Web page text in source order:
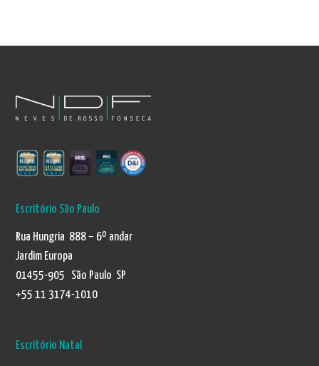
Escritório São Paulo
Rua Hungria 888 – 6º andar
Jardim Europa
01455-905 São Paulo SP
+55 11 3174-1010
Escritório Natal